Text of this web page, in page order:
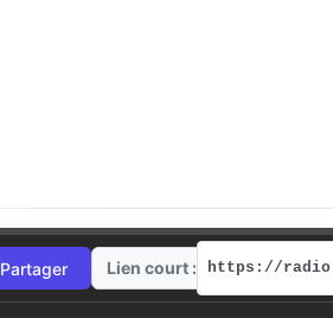
Partager Lien court :